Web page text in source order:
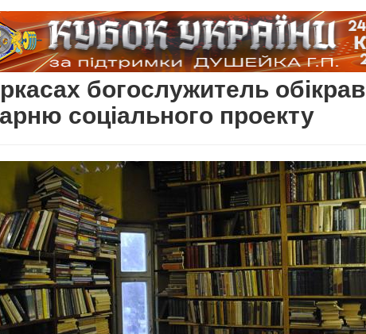
богослужитель обікрав
соціального проекту